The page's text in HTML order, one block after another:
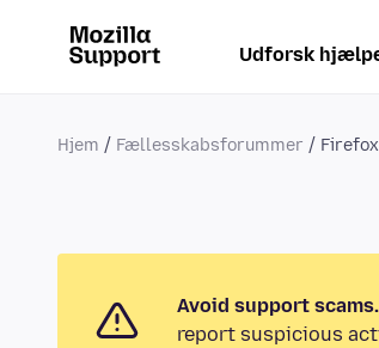
Udforsk
Hjem Fællesskabsforummer Firefox
Avoid support scams.
report suspicious